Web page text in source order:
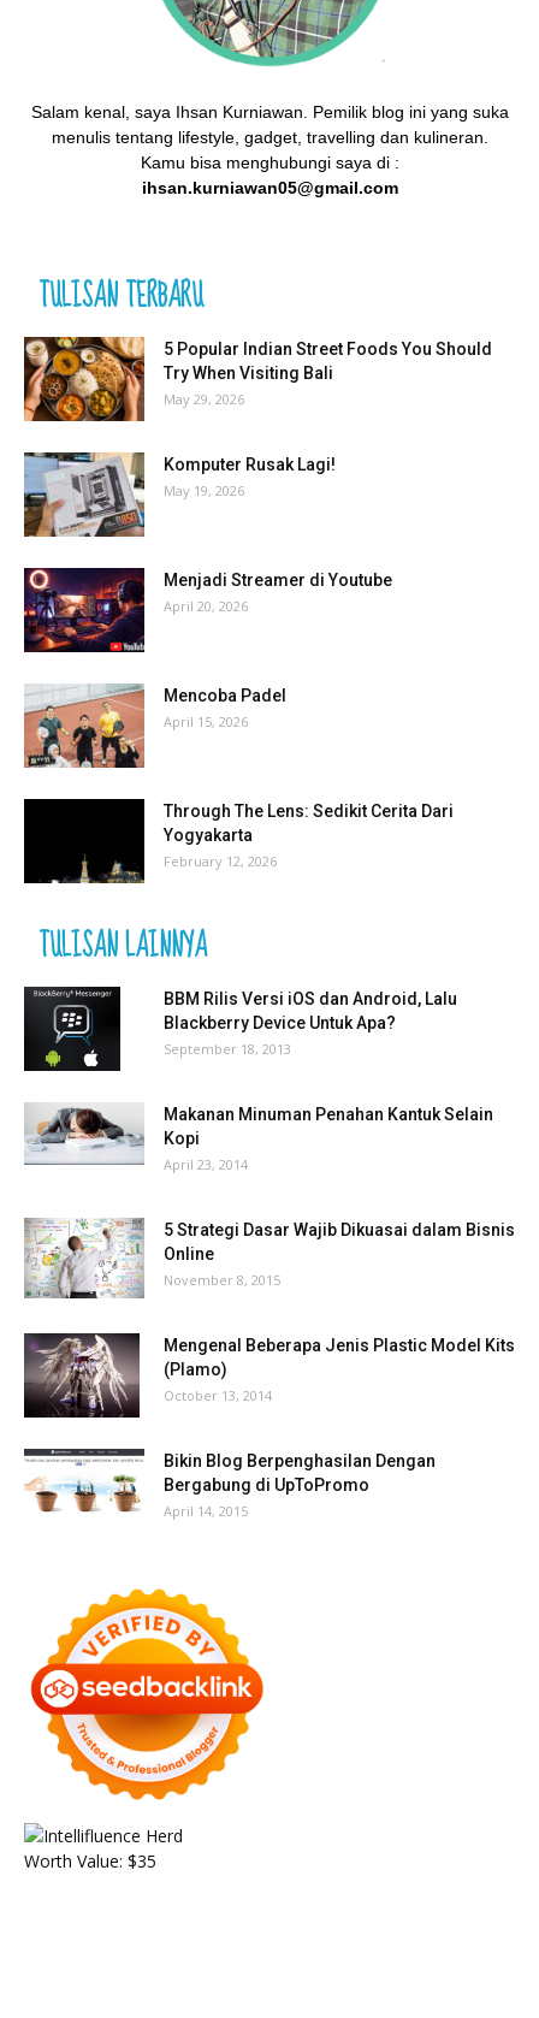
Salam kenal, saya Ihsan Kurniawan. Pemilik blog ini yang suka
menulis tentang lifestyle, gadget, travelling dan kulineran.
Kamu bisa menghubungi saya di :
ihsan.kurniawan05@gmail.com
TULISAN TERBARU
5 Popular Indian Street Foods You Should
Try When Visiting Bali
May 29, 2026
Komputer Rusak Lagi!
May 19, 2026
Menjadi Streamer di Youtube
April 20, 2026
Mencoba Padel
April 15, 2026
Through The Lens: Sedikit Cerita Dari
Yogyakarta
February 12, 2026
TULISAN LAINNYA
BBM Rilis Versi iOS dan Android, Lalu
Blackberry Device Untuk Apa?
September 18, 2013
Makanan Minuman Penahan Kantuk Selain
Kopi
April 23, 2014
5 Strategi Dasar Wajib Dikuasai dalam Bisnis
Online
November 8, 2015
Mengenal Beberapa Jenis Plastic Model Kits
(Plamo)
October 13, 2014
Bikin Blog Berpenghasilan Dengan
Bergabung di UpToPromo
April 14, 2015